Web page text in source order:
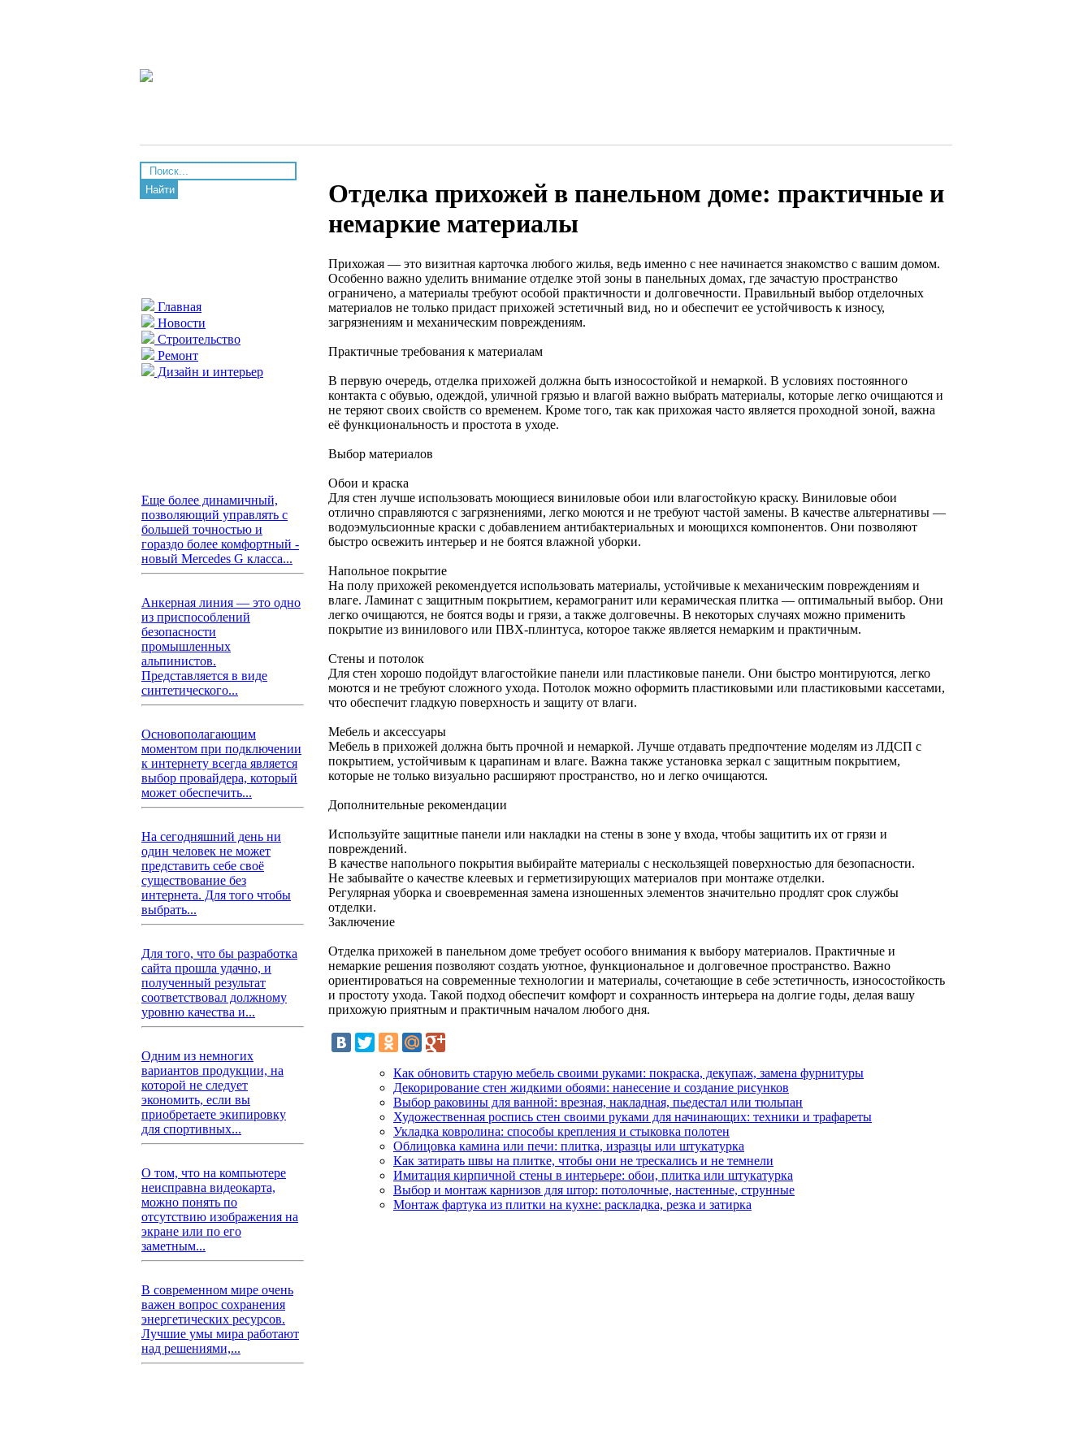
Найти
Главная
Новости
Строительство
Ремонт
Дизайн и интерьер
Еще более динамичный,
позволяющий управлять с
большей точностью и
гораздо более комфортный -
новый Mercedes G класса...
Анкерная линия — это одно
из приспособлений
безопасности
промышленных
альпинистов.
Представляется в виде
синтетического...
Основополагающим
моментом при подключении
к интернету всегда является
выбор провайдера, который
может обеспечить...
На сегодняшний день ни
один человек не может
представить себе своё
существование без
интернета. Для того чтобы
выбрать...
Для того, что бы разработка
сайта прошла удачно, и
полученный результат
соответствовал должному
уровню качества и...
Одним из немногих
вариантов продукции, на
которой не следует
экономить, если вы
приобретаете экипировку
для спортивных...
О том, что на компьютере
неисправна видеокарта,
можно понять по
отсутствию изображения на
экране или по его
заметным...
В современном мире очень
важен вопрос сохранения
энергетических ресурсов.
Лучшие умы мира работают
над решениями,...
Отделка прихожей в панельном доме: практичные и
немаркие материалы
Прихожая — это визитная карточка любого жилья, ведь именно с нее начинается знакомство с вашим домом.
Особенно важно уделить внимание отделке этой зоны в панельных домах, где зачастую пространство
ограничено, а материалы требуют особой практичности и долговечности. Правильный выбор отделочных
материалов не только придаст прихожей эстетичный вид, но и обеспечит ее устойчивость к износу,
загрязнениям и механическим повреждениям.
Практичные требования к материалам
В первую очередь, отделка прихожей должна быть износостойкой и немаркой. В условиях постоянного
контакта с обувью, одеждой, уличной грязью и влагой важно выбрать материалы, которые легко очищаются и
не теряют своих свойств со временем. Кроме того, так как прихожая часто является проходной зоной, важна
её функциональность и простота в уходе.
Выбор материалов
Обои и краска
Для стен лучше использовать моющиеся виниловые обои или влагостойкую краску. Виниловые обои
отлично справляются с загрязнениями, легко моются и не требуют частой замены. В качестве альтернативы —
водоэмульсионные краски с добавлением антибактериальных и моющихся компонентов. Они позволяют
быстро освежить интерьер и не боятся влажной уборки.
Напольное покрытие
На полу прихожей рекомендуется использовать материалы, устойчивые к механическим повреждениям и
влаге. Ламинат с защитным покрытием, керамогранит или керамическая плитка — оптимальный выбор. Они
легко очищаются, не боятся воды и грязи, а также долговечны. В некоторых случаях можно применить
покрытие из винилового или ПВХ-плинтуса, которое также является немарким и практичным.
Стены и потолок
Для стен хорошо подойдут влагостойкие панели или пластиковые панели. Они быстро монтируются, легко
моются и не требуют сложного ухода. Потолок можно оформить пластиковыми или пластиковыми кассетами,
что обеспечит гладкую поверхность и защиту от влаги.
Мебель и аксессуары
Мебель в прихожей должна быть прочной и немаркой. Лучше отдавать предпочтение моделям из ЛДСП с
покрытием, устойчивым к царапинам и влаге. Важна также установка зеркал с защитным покрытием,
которые не только визуально расширяют пространство, но и легко очищаются.
Дополнительные рекомендации
Используйте защитные панели или накладки на стены в зоне у входа, чтобы защитить их от грязи и
повреждений.
В качестве напольного покрытия выбирайте материалы с нескользящей поверхностью для безопасности.
Не забывайте о качестве клеевых и герметизирующих материалов при монтаже отделки.
Регулярная уборка и своевременная замена изношенных элементов значительно продлят срок службы
отделки.
Заключение
Отделка прихожей в панельном доме требует особого внимания к выбору материалов. Практичные и
немаркие решения позволяют создать уютное, функциональное и долговечное пространство. Важно
ориентироваться на современные технологии и материалы, сочетающие в себе эстетичность, износостойкость
и простоту ухода. Такой подход обеспечит комфорт и сохранность интерьера на долгие годы, делая вашу
прихожую приятным и практичным началом любого дня.
Как обновить старую мебель своими руками: покраска, декупаж, замена фурнитуры
Декорирование стен жидкими обоями: нанесение и создание рисунков
Выбор раковины для ванной: врезная, накладная, пьедестал или тюльпан
Художественная роспись стен своими руками для начинающих: техники и трафареты
Укладка ковролина: способы крепления и стыковка полотен
Облицовка камина или печи: плитка, изразцы или штукатурка
Как затирать швы на плитке, чтобы они не трескались и не темнели
Имитация кирпичной стены в интерьере: обои, плитка или штукатурка
Выбор и монтаж карнизов для штор: потолочные, настенные, струнные
Монтаж фартука из плитки на кухне: раскладка, резка и затирка